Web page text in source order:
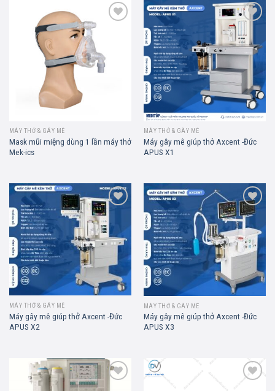
MÁY THỞ & GÂY MÊ
Mask mũi miệng dùng 1 lần máy thở
Mek-ics
wishlist
MÁY THỞ & GÂY MÊ
Máy gây mê giúp thở Axcent -Đức
APUS X1
Add to
wishlist
MÁY THỞ & GÂY MÊ
Máy gây mê giúp thở Axcent -Đức
APUS X2
Add to
wishlist
MÁY THỞ & GÂY MÊ
Máy gây mê giúp thở Axcent -Đức
APUS X3